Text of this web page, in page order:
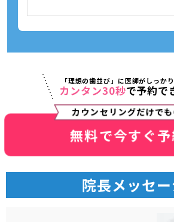
「理想の歯並び」に医師がしっか
カンタン30秒で予約で
カウンセリングだけでも
無料で今すぐ
院長メッセ